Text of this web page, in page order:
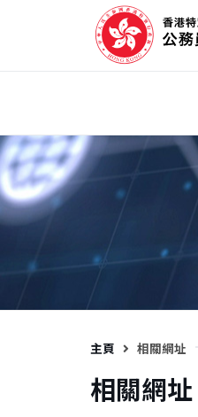
主頁 相關網址
相關網址